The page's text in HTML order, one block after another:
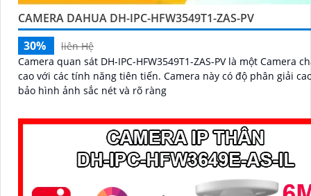
CAMERA DAHUA DH-IPC-HFW3549T1-ZAS-PV
30%
liên Hệ
Camera quan sát DH-IPC-HFW3549T1-ZAS-PV là một Camera
cao với các tính năng tiên tiến. Camera này có độ phân giải cao, đảm
bảo hình ảnh sắc nét và rõ ràng